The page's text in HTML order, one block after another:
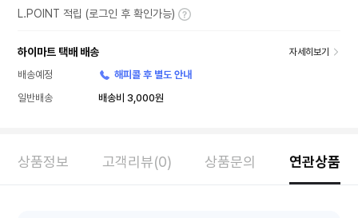
L.POINT 적립 (로그인 후 확인가능)
하이마트 택배 배송 자세히보기
배송예정
해피콜 후 별도 안내
일반배송
배송비 3,000원
상품정보 고객리뷰(0) 상품문의 연관상품